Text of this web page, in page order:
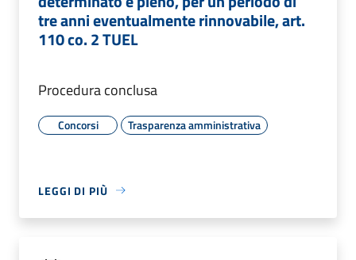
tre anni eventualmente rinnovabile, art.
110 co. 2 TUEL
Procedura conclusa
Concorsi Trasparenza amministrativa
LEGGI DI PIÙ